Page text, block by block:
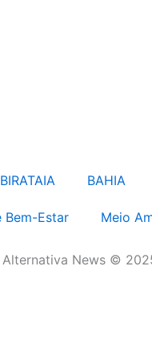
BAHIA
Bem-Estar Meio
News ©